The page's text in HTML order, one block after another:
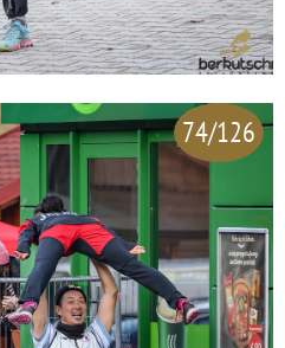
74/126